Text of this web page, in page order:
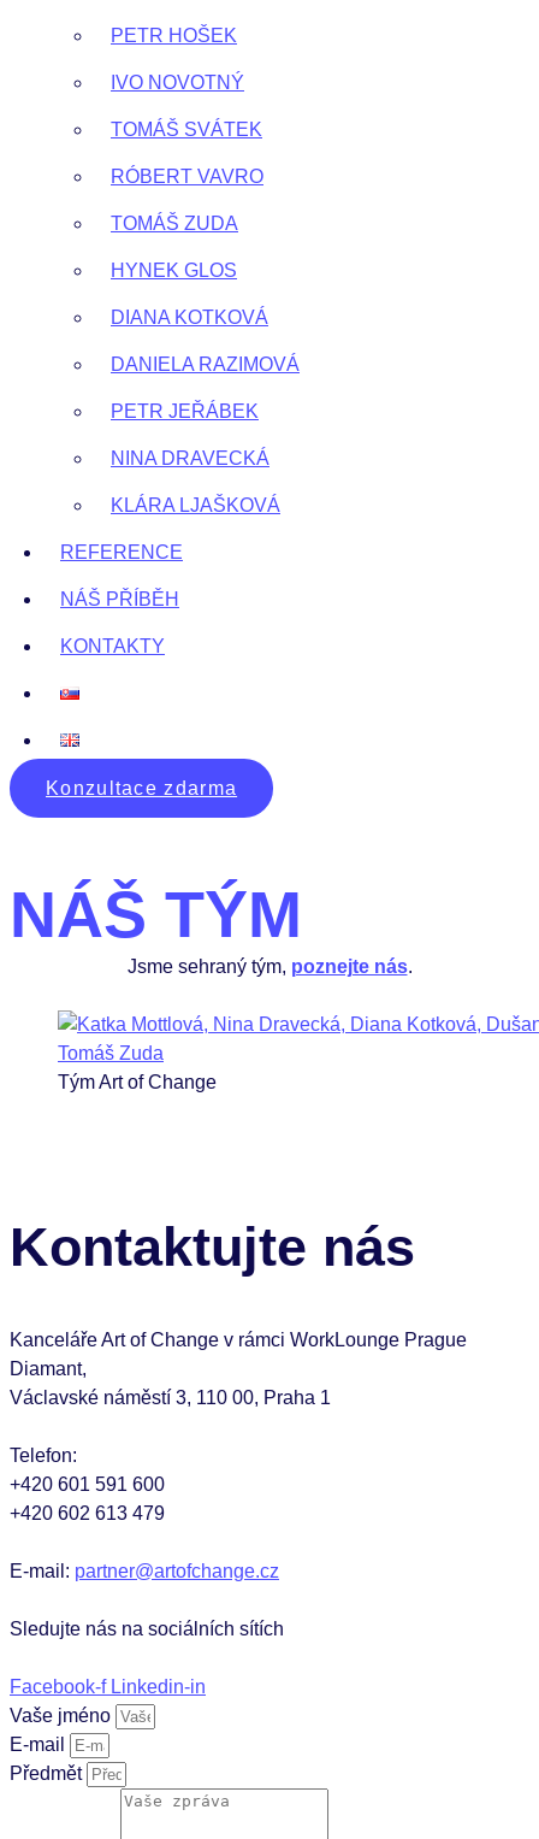
PETR HOŠEK
IVO NOVOTNÝ
TOMÁŠ SVÁTEK
RÓBERT VAVRO
TOMÁŠ ZUDA
HYNEK GLOS
DIANA KOTKOVÁ
DANIELA RAZIMOVÁ
PETR JEŘÁBEK
NINA DRAVECKÁ
KLÁRA LJAŠKOVÁ
REFERENCE
NÁŠ PŘÍBĚH
KONTAKTY
Konzultace zdarma
NÁŠ TÝM
Jsme sehraný tým, poznejte nás.
Tým Art of Change
Kontaktujte nás
Kanceláře Art of Change v rámci WorkLounge Prague
Diamant,
Václavské náměstí 3, 110 00, Praha 1
Telefon:
+420 601 591 600
+420 602 613 479
E-mail: partner@artofchange.cz
Sledujte nás na sociálních sítích
Facebook-f Linkedin-in
Vaše jméno
E-mail
Předmět